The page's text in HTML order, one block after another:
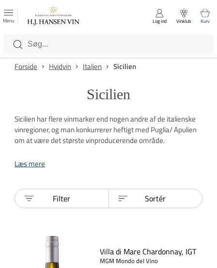
Luk
Kategorier
Menu Log ind Vinklub Kurv
Forside Hvidvin Italien Sicilien
Sicilien
Sicilien har flere vinmarker end nogen andre af de italienske
vinregioner, og man konkurrerer heftigt med Puglia/ Apulien
om at være det største vinproducerende område.
Læs mere
Filter Sortér
Villa di Mare Chardonnay, IGT
MGM Mondo del Vino